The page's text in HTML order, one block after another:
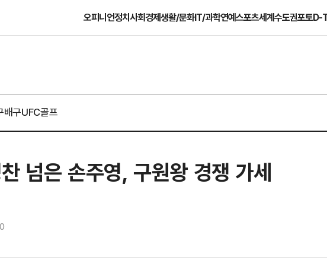
오피니언정치사회경제생활/문화IT/과학연예스포츠세계수도권포토D-
배구UFC골프
넘은 손주영, 구원왕 경쟁 가세